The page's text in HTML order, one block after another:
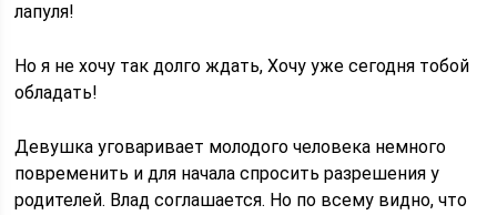
лапуля!
Но я не хочу так долго ждать, Хочу уже сегодня тобой
обладать!
Девушка уговаривает молодого человека немного
повременить и для начала спросить разрешения у
родителей. Влад соглашается. Но по всему видно, что